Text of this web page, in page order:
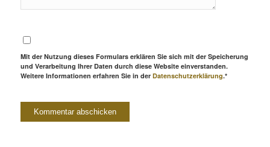
Mit der Nutzung dieses Formulars erklären Sie sich mit der Speicherung
und Verarbeitung Ihrer Daten durch diese Website einverstanden.
Weitere Informationen erfahren Sie in der Datenschutzerklärung.*